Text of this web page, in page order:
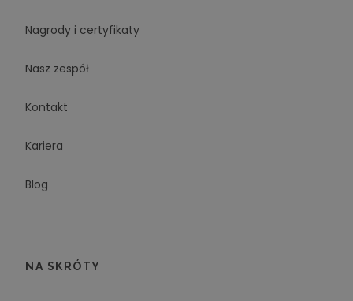
Nagrody i certyfikaty
Nasz zespół
Kontakt
Kariera
Blog
NA SKRÓTY